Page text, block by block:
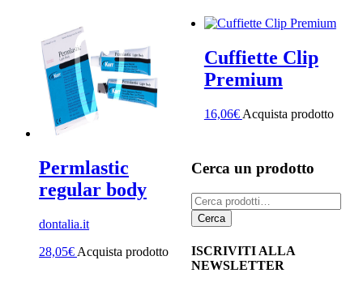
Permlastic
regular body
dontalia.it
28,05€ Acquista prodotto
Cuffiette Clip
Premium
16,06€ Acquista prodotto
Cerca un prodotto
Cerca:
Cerca
ISCRIVITI ALLA
NEWSLETTER